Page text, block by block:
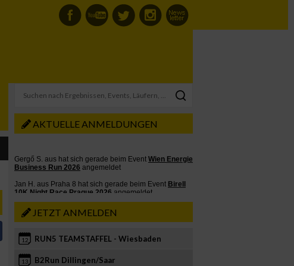
AKTUELLE ANMELDUNGEN
JETZT ANMELDEN
12 RUN5 TEAMSTAFFEL - Wiesbaden
13 B2Run Dillingen/Saar